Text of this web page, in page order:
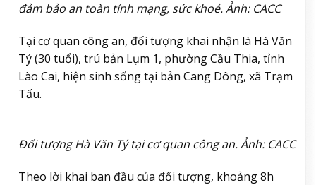
đảm bảo an toàn tính mạng, sức khoẻ. Ảnh: CACC
Tại cơ quan công an, đối tượng khai nhận là Hà Văn
Tý (30 tuổi), trú bản Lụm 1, phường Cầu Thia, tỉnh
Lào Cai, hiện sinh sống tại bản Cang Dông, xã Trạm
Tấu.
Đối tượng Hà Văn Tý tại cơ quan công an. Ảnh: CACC
Theo lời khai ban đầu của đối tượng, khoảng 8h